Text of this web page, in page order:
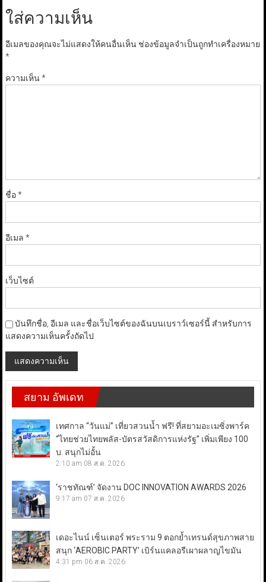
ใส่ความเห็น
อีเมลของคุณจะไม่แสดงให้คนอื่นเห็น ช่องข้อมูลจำเป็นถูกทำเครื่องหมาย
*
ความเห็น*
ชื่อ*
อีเมล *
เว็บไซต์
บันทึกชื่อ, อีเมล และชื่อเว็บไซต์ของฉันบนเบราว์เซอร์นี้ สำหรับการ
แสดงความเห็นครั้งถัดไป
สยาม อัพเดท
เทศกาล “วันแม่” เที่ยวสวนน้ำ ฟรี! ที่สยามอะเมซิ่งพาร์ค
“ไทยช่วยไทยพลัส-บัตรสวัสดิการแห่งรัฐ” เพิ่มเพียง 100
บ. สนุกไม่อั้น
2:10 am 08 ส.ค. 2026
‘ราชทัณฑ์’ จัดงาน DOC INNOVATION AWARDS 2026
9:17 am 07 ส.ค. 2026
เดอะไนน์ เซ็นเตอร์ พระราม 9 ตอกย้ำเทรนด์สุขภาพสาย
สนุก ‘AEROBIC PARTY’ เบิร์นแคลอรีเผาผลาญไขมัน
4:31 pm 06 ส.ค. 2026